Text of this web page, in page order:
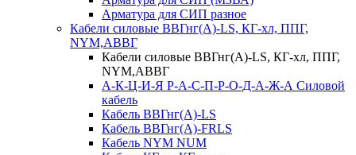
Арматура для СИП разное
Кабели силовые ВВГнг(А)-LS, КГ-хл, ППГ,
NYM,АВВГ
Кабели силовые ВВГнг(А)-LS, КГ-хл, ППГ,
NYM,АВВГ
А-К-Ц-И-Я Р-А-С-П-Р-О-Д-А-Ж-А Силовой
кабель
Кабель ВВГнг(А)-LS
Кабель ВВГнг(А)-FRLS
Кабель NYM NUM